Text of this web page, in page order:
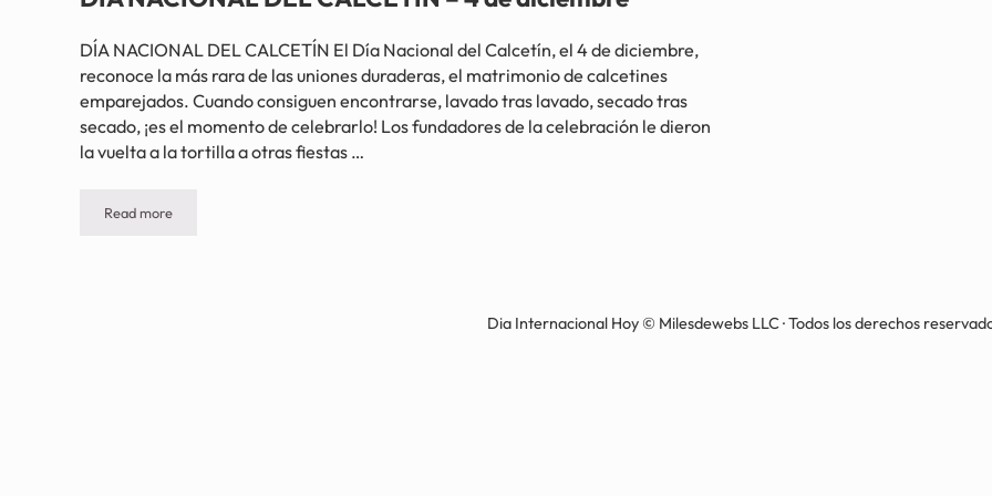
DÍA NACIONAL DEL CALCETÍN El Día Nacional del Calcetín, el 4 de diciembre,
reconoce la más rara de las uniones duraderas, el matrimonio de calcetines
emparejados. Cuando consiguen encontrarse, lavado tras lavado, secado tras
secado, ¡es el momento de celebrarlo! Los fundadores de la celebración le dieron
la vuelta a la tortilla a otras fiestas …
Read moreDÍA NACIONAL DEL CALCETÍN – 4 de diciembre
Dia Internacional Hoy © Milesdewebs LLC · Todos los derechos